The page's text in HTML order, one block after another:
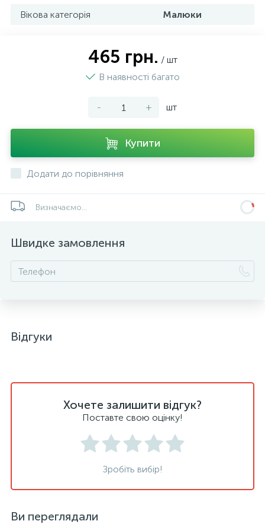
Вікова категорія
Малюки
465 грн. / шт
В наявності багато
- + шт
Купити
Додати до порівняння
Визначаємо...
Швидке замовлення
Відгуки
Хочете залишити відгук?
Поставте свою оцінку!
Зробіть вибір!
Ви переглядали